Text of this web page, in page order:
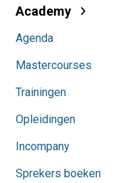
Academy
Agenda
Mastercourses
Trainingen
Opleidingen
Incompany
Sprekers boeken